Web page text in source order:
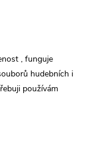
, funguje
hudebních i
používám